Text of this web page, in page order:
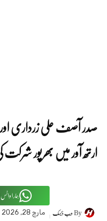
صدر آصف علی زرداری
ارتھ آور میں بھرپور
ہمارا
Byویب ڈیسک مارچ 28, 2026